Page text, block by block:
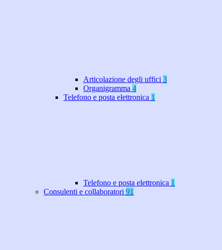
Articolazione degli uffici 3
Organigramma 4
Telefono e posta elettronica 1
Telefono e posta elettronica 1
Consulenti e collaboratori 91